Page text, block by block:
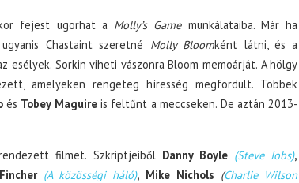
fejest ugorhat a Molly’s Gamemunkálataiba. Már ha
ugyanis Chastaint szeretné Molly Bloomként látni, és a
Sorkin viheti vászonra Bloom memoárját. A hölgy
amelyeken rengeteg híresség megfordult. Többek
és Tobey Maguireis feltűnt a meccseken. De aztán 2013-
filmet. SzkriptjeibőlDanny Boyle (Steve Jobs),
(A közösségi háló), Mike Nichols (Charlie Wilson